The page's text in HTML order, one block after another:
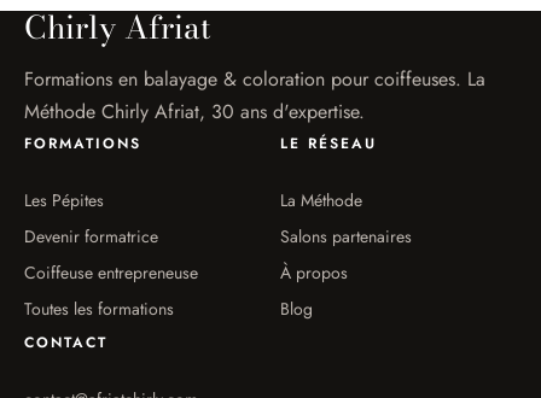
Chirly Afriat
Formations en balayage & coloration pour coiffeuses. La
Méthode Chirly Afriat, 30 ans d'expertise.
FORMATIONS
Les Pépites
Devenir formatrice
Coiffeuse entrepreneuse
Toutes les formations
LE RÉSEAU
La Méthode
Salons partenaires
À propos
Blog
CONTACT